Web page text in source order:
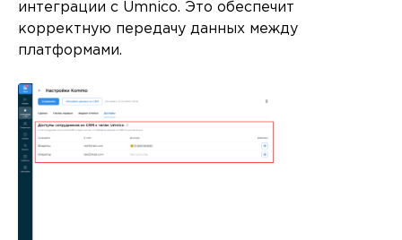
интеграции с Umnico. Это обеспечит
корректную передачу данных между
платформами.